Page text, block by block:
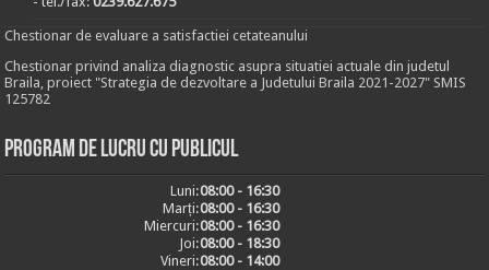
Chestionar de evaluare a satisfactiei cetateanului
Chestionar privind analiza diagnostic asupra situatiei actuale din judetul
Braila, proiect "Strategia de dezvoltare a Judetului Braila 2021-2027" SMIS
125782
Program de lucru cu publicul
Luni:08:00 - 16:30
Marți:08:00 - 16:30
Miercuri:08:00 - 16:30
Joi:08:00 - 18:30
Vineri:08:00 - 14:00